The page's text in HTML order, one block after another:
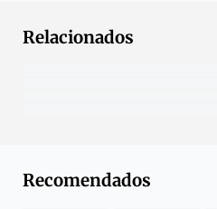
Relacionados
Recomendados